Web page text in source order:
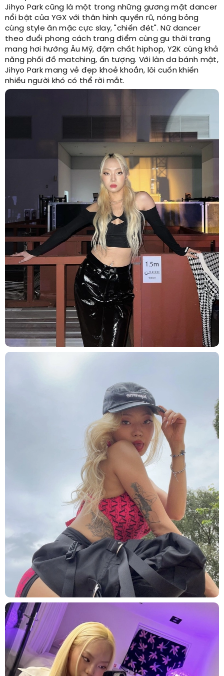
Jihyo Park cũng là một trong những gương mặt dancer
nổi bật của YGX với thân hình quyến rũ, nóng bỏng
cùng style ăn mặc cực slay, "chiến đét". Nữ dancer
theo đuổi phong cách trang điểm cùng gu thời trang
mang hơi hướng Âu Mỹ, đậm chất hiphop, Y2K cùng khả
năng phối đồ matching, ấn tượng. Với làn da bánh mật,
Jihyo Park mang vẻ đẹp khoẻ khoắn, lôi cuốn khiến
nhiều người khó có thể rời mắt.